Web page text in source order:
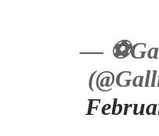
—